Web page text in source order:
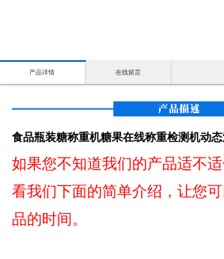
产品详情 在线留言
食品瓶装糖称重机糖果在线称重检测机动
如果您不知道我们的产品适不
看我们下面的简单介绍，让您
品的时间。